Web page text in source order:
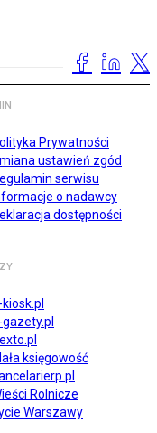
Prywatności
ustawień zgód
serwisu
o nadawcy
dostępności
kiosk.pl
gazety.pl
księgowość
Rolnicze
Warszawy